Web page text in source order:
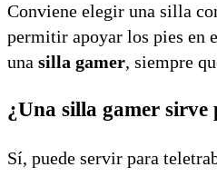
Conviene elegir una silla
permitir apoyar los pies en
una silla gamer, siempre
¿Una silla gamer
Sí, puede servir para